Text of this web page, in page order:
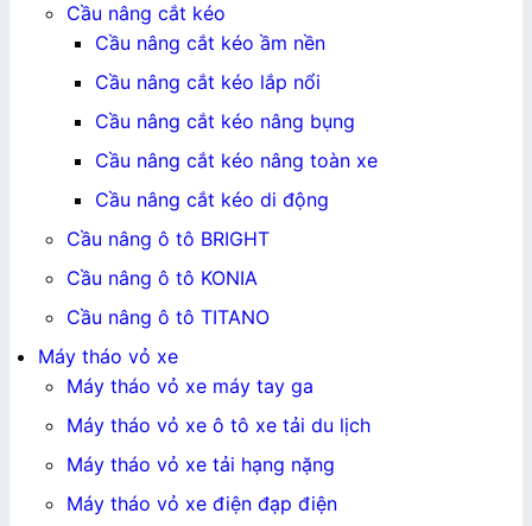
Cầu nâng cắt kéo
Cầu nâng cắt kéo ầm nền
Cầu nâng cắt kéo lắp nổi
Cầu nâng cắt kéo nâng bụng
Cầu nâng cắt kéo nâng toàn xe
Cầu nâng cắt kéo di động
Cầu nâng ô tô BRIGHT
Cầu nâng ô tô KONIA
Cầu nâng ô tô TITANO
Máy tháo vỏ xe
Máy tháo vỏ xe máy tay ga
Máy tháo vỏ xe ô tô xe tải du lịch
Máy tháo vỏ xe tải hạng nặng
Máy tháo vỏ xe điện đạp điện